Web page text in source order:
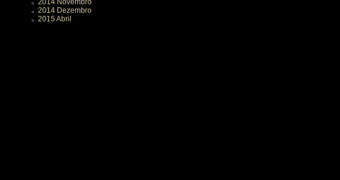
2014 Novembro
2014 Dezembro
2015 Abril